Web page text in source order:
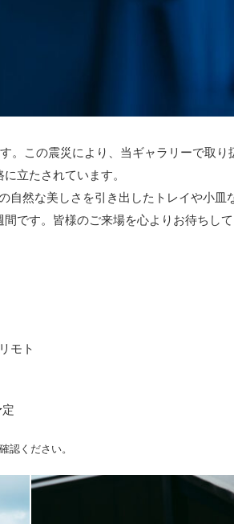
この震災により、当ギャラリーで取
立たされています。
然な美しさを引き出したトレイや小皿
です。皆様のご来場を心よりお待ちして
モト
認ください。